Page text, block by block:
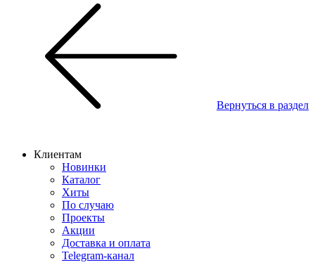
Вернуться в раздел
Клиентам
Новинки
Каталог
Хиты
По случаю
Проекты
Акции
Доставка и оплата
Telegram-канал